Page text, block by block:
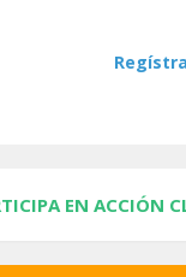
EN ACCIÓN